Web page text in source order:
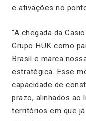
e ativações no
“A chegada da
Grupo HÜK como
Brasil e marca
estratégica. Esse
capacidade de
prazo, alinhados ao
territórios em que